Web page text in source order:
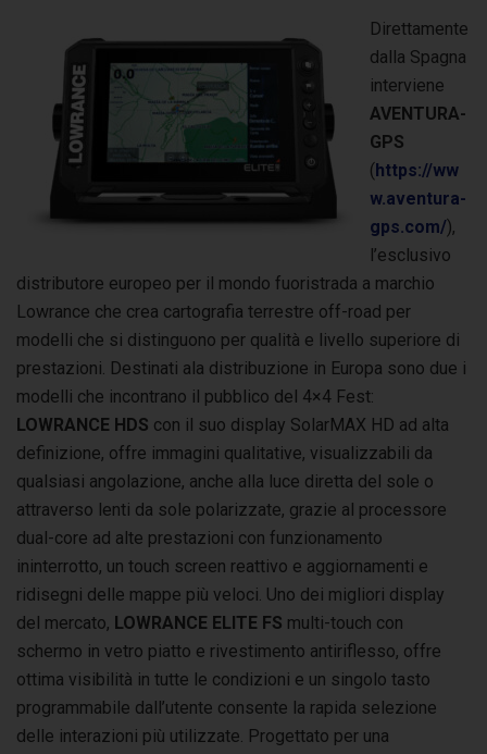
Direttamente
dalla Spagna
interviene
AVENTURA-
GPS
(https://ww
w.aventura-
gps.com/),
l’esclusivo
distributore europeo per il mondo fuoristrada a marchio
Lowrance che crea cartografia terrestre off-road per
modelli che si distinguono per qualità e livello superiore di
prestazioni. Destinati ala distribuzione in Europa sono due i
modelli che incontrano il pubblico del 4×4 Fest:
LOWRANCE HDS con il suo display SolarMAX HD ad alta
definizione, offre immagini qualitative, visualizzabili da
qualsiasi angolazione, anche alla luce diretta del sole o
attraverso lenti da sole polarizzate, grazie al processore
dual-core ad alte prestazioni con funzionamento
ininterrotto, un touch screen reattivo e aggiornamenti e
ridisegni delle mappe più veloci. Uno dei migliori display
del mercato, LOWRANCE ELITE FS multi-touch con
schermo in vetro piatto e rivestimento antiriflesso, offre
ottima visibilità in tutte le condizioni e un singolo tasto
programmabile dall’utente consente la rapida selezione
delle interazioni più utilizzate. Progettato per una